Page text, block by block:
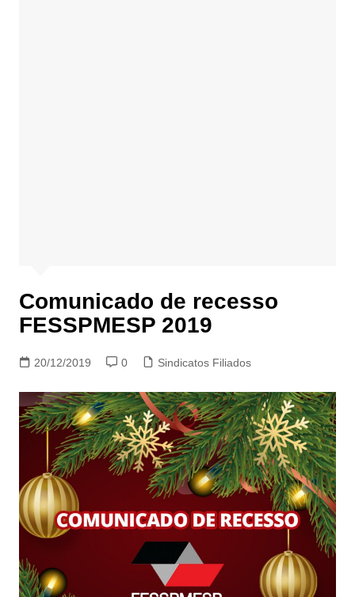
Comunicado de recesso
FESSPMESP 2019
20/12/2019 0 Sindicatos Filiados